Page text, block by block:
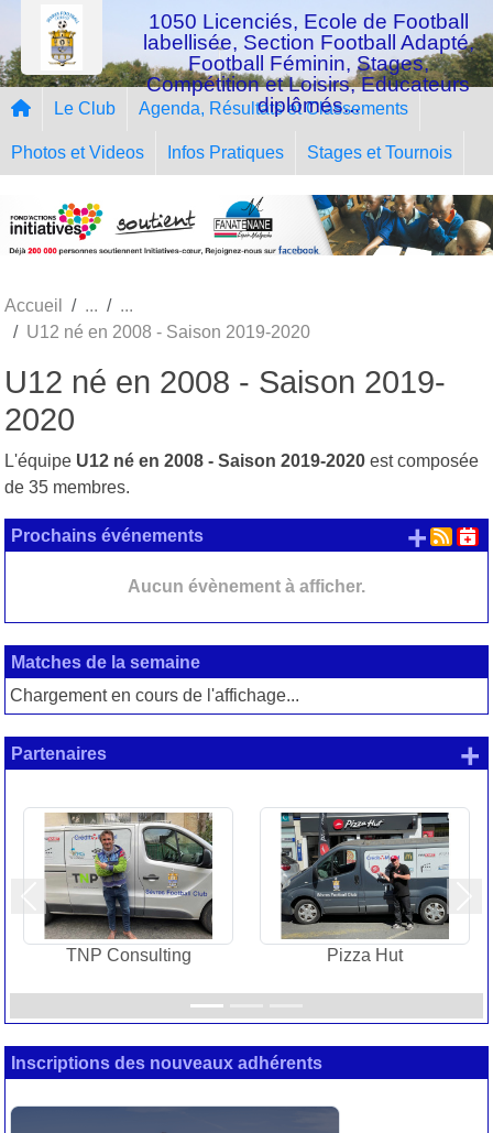
1050 Licenciés, Ecole de Football
labellisée, Section Football Adapté,
Football Féminin, Stages,
Compétition et Loisirs, Educateurs
diplômés...
Le Club Agenda, Résultats et Classements
Photos et Videos Infos Pratiques Stages et Tournois
Accueil
U12 né en 2008 - Saison 2019-2020
U12 né en 2008 - Saison 2019-
2020
L'équipe U12 né en 2008 - Saison 2019-2020 est composée
de 35 membres.
Prochains événements
Aucun évènement à afficher.
+
Matches de la semaine
Chargement en cours de l'affichage...
Partenaires
TNP Consulting Pizza Hut
Précedent
+
Inscriptions des nouveaux adhérents
Panneau de gestion des cookies